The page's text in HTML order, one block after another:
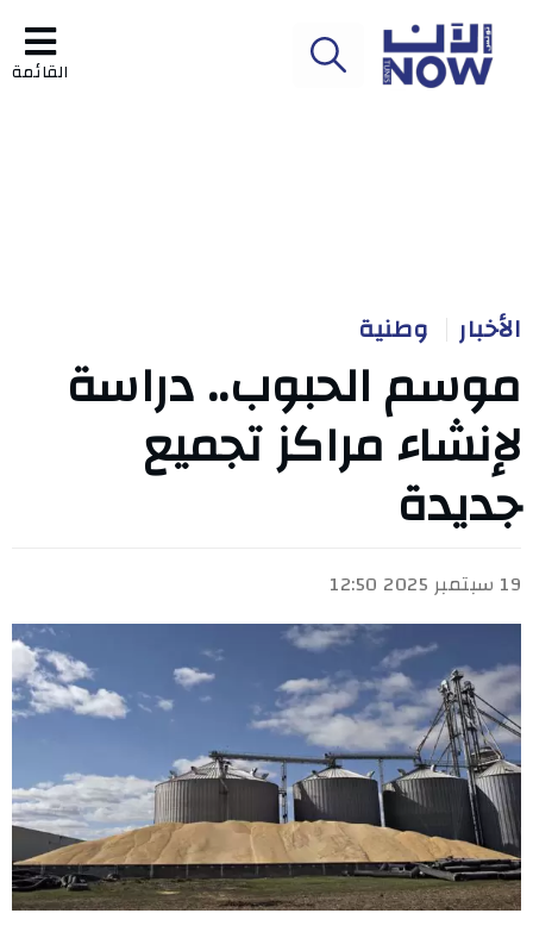
القائمة
الأخبار وطنية
موسم الحبوب.. دراسة
لإنشاء مراكز تجميع
جديدة
19 سبتمبر 2025 12:50